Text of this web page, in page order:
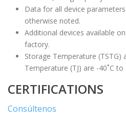
Data for all device
otherwise noted.
Additional devices available
factory.
Storage Temperature (TSTG)
Temperature (TJ) are -40˚C to
CERTIFICATIONS
Consúltenos